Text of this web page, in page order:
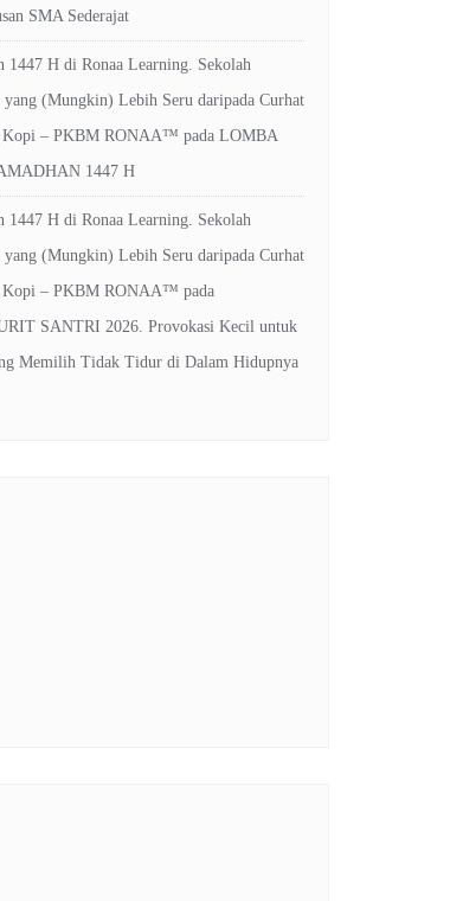
SMA Sederajat
1447 H di Ronaa Learning. Sekolah
yang (Mungkin) Lebih Seru daripada Curhat
Kopi – PKBM RONAA™ pada LOMBA
1447 H
1447 H di Ronaa Learning. Sekolah
yang (Mungkin) Lebih Seru daripada Curhat
Kopi – PKBM RONAA™ pada
SANTRI 2026. Provokasi Kecil untuk
Memilih Tidak Tidur di Dalam Hidupnya